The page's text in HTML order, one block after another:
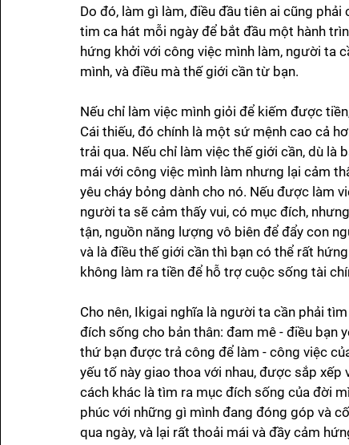
Do đó, làm gì làm, điều đầu tiên ai cũng
tim ca hát mỗi ngày để bắt đầu một hành
hứng khởi với công việc mình làm, người ta
mình, và điều mà thế giới cần từ bạn.
Nếu chỉ làm việc mình giỏi để kiếm được
Cái thiếu, đó chính là một sứ mệnh cao cả
trải qua. Nếu chỉ làm việc thế giới cần, dù là
mái với công việc mình làm nhưng lại cảm
yêu cháy bỏng dành cho nó. Nếu được làm
người ta sẽ cảm thấy vui, có mục đích,
tận, nguồn năng lượng vô biên để đẩy con
và là điều thế giới cần thì bạn có thể rất
không làm ra tiền để hỗ trợ cuộc sống tài
Cho nên, Ikigai nghĩa là người ta cần phải
đích sống cho bản thân: đam mê - điều bạn
thứ bạn được trả công để làm - công việc
yếu tố này giao thoa với nhau, được sắp xếp
cách khác là tìm ra mục đích sống của đời
phúc với những gì mình đang đóng góp và
qua ngày, và lại rất thoải mái và đầy cảm